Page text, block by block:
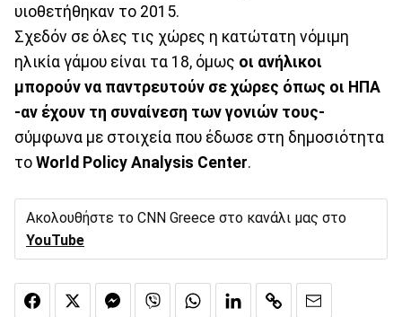
υιοθετήθηκαν το 2015.
Σχεδόν σε όλες τις χώρες η κατώτατη νόμιμη
ηλικία γάμου είναι τα 18, όμως οι ανήλικοι
μπορούν να παντρευτούν σε χώρες όπως οι ΗΠΑ
-αν έχουν τη συναίνεση των γονιών τους-
σύμφωνα με στοιχεία που έδωσε στη δημοσιότητα
το World Policy Analysis Center.
Ακολουθήστε το CNN Greece στο κανάλι μας στο
YouTube